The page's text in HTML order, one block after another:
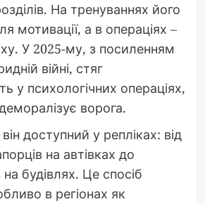
На тренуваннях його
мотивації, а в операціях –
У 2025-му, з посиленням
війні, стяг
у психологічних операціях,
ворога.
доступний у репліках: від
на автівках до
на будівлях. Це спосіб
в регіонах як